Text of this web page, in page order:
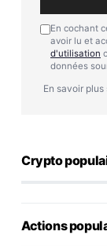
En cochant
avoir lu et
d'utilisation
données
En savoir
Crypto
Actions